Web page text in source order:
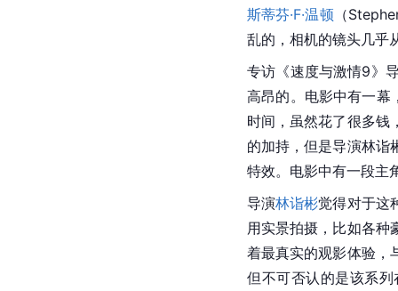
斯蒂芬·F·温顿 （
乱的，相机的镜头几乎
专访《速度与激情9》
高昂的。电影中有一幕
时间，虽然花了很多钱
的加持，但是导演林诣
特效。电影中有一段主
导演林诣彬觉得对于这
用实景拍摄，比如各种
着最真实的观影体验，
但不可否认的是该系